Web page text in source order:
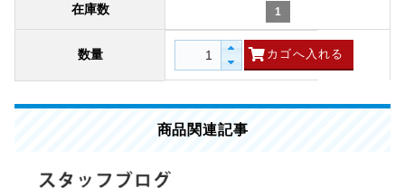
在庫数 1
数量
商品関連記事